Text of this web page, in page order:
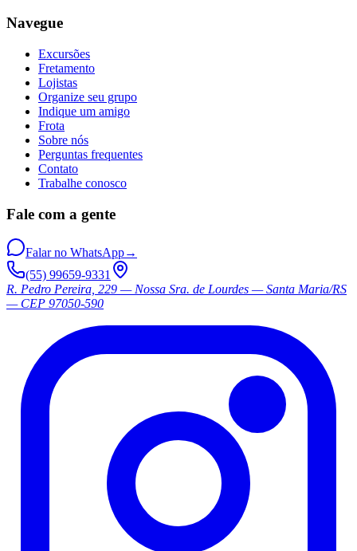
Navegue
Excursões
Fretamento
Lojistas
Organize seu grupo
Indique um amigo
Frota
Sobre nós
Perguntas frequentes
Contato
Trabalhe conosco
Fale com a gente
Falar no WhatsApp→
(55) 99659-9331
R. Pedro Pereira, 229 — Nossa Sra. de Lourdes — Santa Maria/RS
— CEP 97050-590